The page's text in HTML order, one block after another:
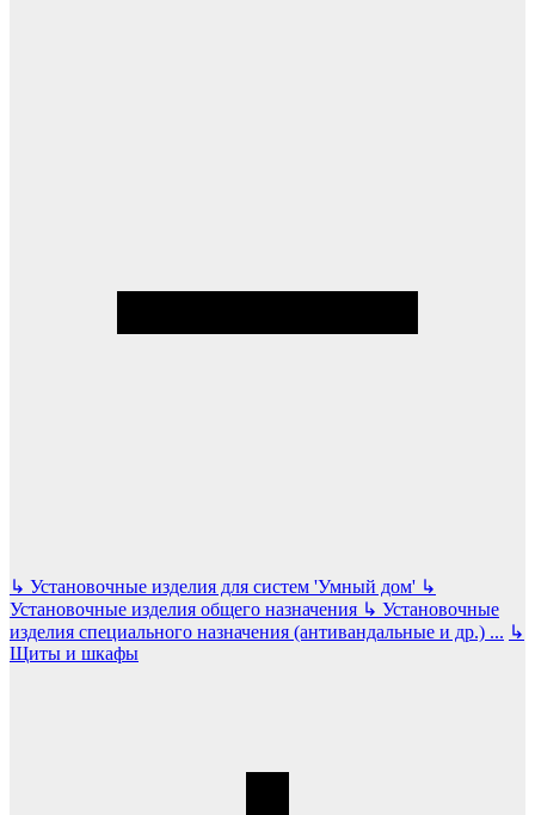
↳ Установочные изделия для систем 'Умный дом' ↳
Установочные изделия общего назначения ↳ Установочные
изделия специального назначения (антивандальные и др.) ... ↳
Щиты и шкафы